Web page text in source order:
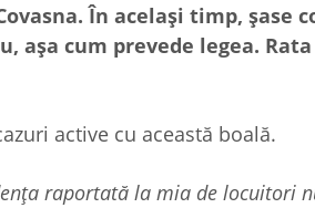
În același timp,
așa cum prevede legea.
active cu această boală.
raportată la mia de locuitori